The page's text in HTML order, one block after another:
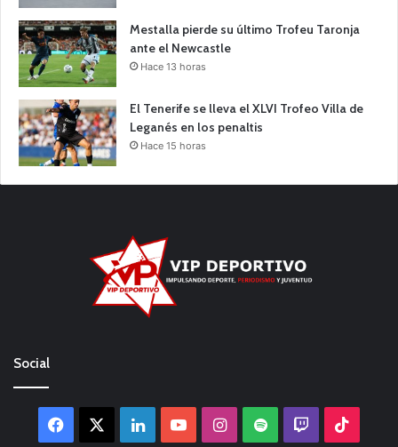
Mestalla pierde su último Trofeu Taronja
ante el Newcastle
Hace 13 horas
El Tenerife se lleva el XLVI Trofeo Villa de
Leganés en los penaltis
Hace 15 horas
Social
Facebook LinkedInYouTubeInstagram
Spotify Twitch